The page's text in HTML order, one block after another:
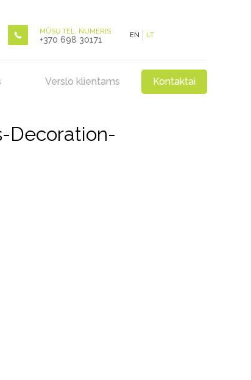
MŪSŲ TEL. NUMERIS
+370 698 30171 EN LT
Verslo klientams Kontaktai
Decoration-